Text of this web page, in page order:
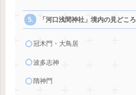
「河口浅間神社」境内の見どころ
冠木門・大鳥居
波多志神
隋神門